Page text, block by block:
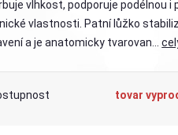
vlhkost, podporuje podélnou i
vlastnosti. Patní lůžko
a je anatomicky tvarovan...
tovar